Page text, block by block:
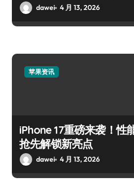
dawei 4 月 13, 2026
苹果资讯
iPhone 17重磅来袭！性
抢先解锁新亮点
dawei 4 月 13, 2026